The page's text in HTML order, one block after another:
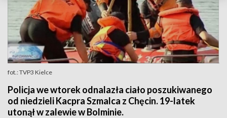
fot.: TVP3 Kielce
Policja we wtorek odnalazła ciało poszukiwanego
od niedzieli Kacpra Szmalca z Chęcin. 19-latek
utonął w zalewie w Bolminie.